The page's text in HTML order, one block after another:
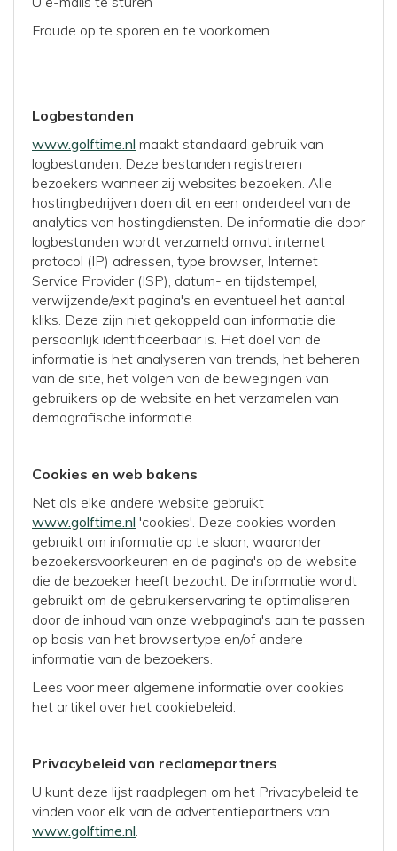
Fraude op te sporen en te voorkomen
Logbestanden
www.golftime.nl maakt standaard gebruik van
logbestanden. Deze bestanden registreren
bezoekers wanneer zij websites bezoeken. Alle
hostingbedrijven doen dit en een onderdeel van de
analytics van hostingdiensten. De informatie die door
logbestanden wordt verzameld omvat internet
protocol (IP) adressen, type browser, Internet
Service Provider (ISP), datum- en tijdstempel,
verwijzende/exit pagina's en eventueel het aantal
kliks. Deze zijn niet gekoppeld aan informatie die
persoonlijk identificeerbaar is. Het doel van de
informatie is het analyseren van trends, het beheren
van de site, het volgen van de bewegingen van
gebruikers op de website en het verzamelen van
demografische informatie.
Cookies en web bakens
Net als elke andere website gebruikt
www.golftime.nl 'cookies'. Deze cookies worden
gebruikt om informatie op te slaan, waaronder
bezoekersvoorkeuren en de pagina's op de website
die de bezoeker heeft bezocht. De informatie wordt
gebruikt om de gebruikerservaring te optimaliseren
door de inhoud van onze webpagina's aan te passen
op basis van het browsertype en/of andere
informatie van de bezoekers.
Lees voor meer algemene informatie over cookies
het artikel over het cookiebeleid.
Privacybeleid van reclamepartners
U kunt deze lijst raadplegen om het Privacybeleid te
vinden voor elk van de advertentiepartners van
www.golftime.nl